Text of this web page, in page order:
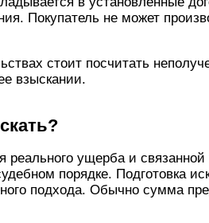
Покупатель не может
стоит посчитать
взыскании.
реального ущерба и
порядке. Подготовка
подхода. Обычно сумма